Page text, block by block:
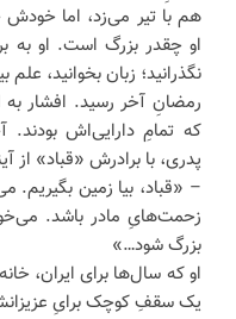
هم با تیر می‌زد، اما خودش
او چقدر بزرگ است. او به
نگذرانید؛ زبان بخوانید، علم
رمضانِ آخر رسید. افشار به
که تمامِ دارایی‌اش
پدری، با برادرش «قباد» از
– «قباد، بیا زمین بگیریم.
زحمت‌هایِ مادر باشد.
بزرگ شود…»
او که سال‌ها برای ایران،
یک سقفِ کوچک برایِ